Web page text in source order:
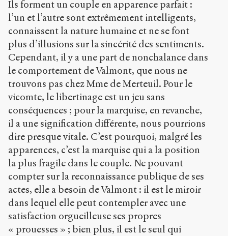
Ils forment un couple en apparence parfait :
l’un et l’autre sont extrêmement intelligents,
connaissent la nature humaine et ne se font
plus d’illusions sur la sincérité des sentiments.
Cependant, il y a une part de nonchalance dans
le comportement de Valmont, que nous ne
trouvons pas chez Mme de Merteuil. Pour le
vicomte, le libertinage est un jeu sans
conséquences ; pour la marquise, en revanche,
il a une signification différente, nous pourrions
dire presque vitale. C’est pourquoi, malgré les
apparences, c’est la marquise qui a la position
la plus fragile dans le couple. Ne pouvant
compter sur la reconnaissance publique de ses
actes, elle a besoin de Valmont : il est le miroir
dans lequel elle peut contempler avec une
satisfaction orgueilleuse ses propres
« prouesses » ; bien plus, il est le seul qui